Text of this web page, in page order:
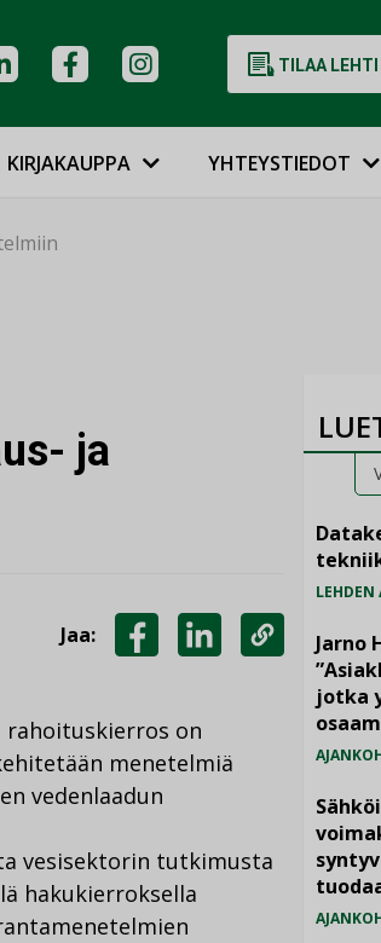
TILAA LEHTI
KIRJAKAUPPA YHTEYSTIEDOT
ja
Jaa:
LINKEDINISSÄ
KOPIOI
LINKKI
rahoituskierros on
menetelmiä
vedenlaadun
vesisektorin tutkimusta
hakukierroksella
LEHDEN
Jarno
jotka